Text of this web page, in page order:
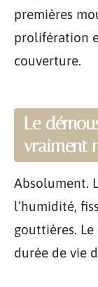
premières
prolifération
couverture.
Le
vraiment
Absolument.
l’humidité,
gouttières.
durée de vie